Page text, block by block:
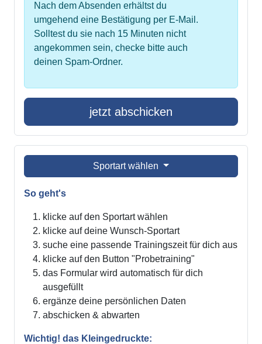
Nach dem Absenden erhältst du
umgehend eine Bestätigung per E-Mail.
Solltest du sie nach 15 Minuten nicht
angekommen sein, checke bitte auch
deinen Spam-Ordner.
jetzt abschicken
Sportart wählen
So geht's
klicke auf den Sportart wählen
klicke auf deine Wunsch-Sportart
suche eine passende Trainingszeit für dich aus
klicke auf den Button "Probetraining"
das Formular wird automatisch für dich
ausgefüllt
ergänze deine persönlichen Daten
abschicken & abwarten
Wichtig! das Kleingedruckte: